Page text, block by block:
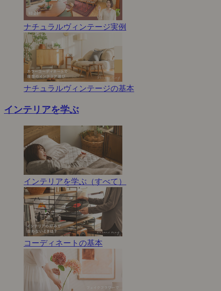
ナチュラルヴィンテージ実例
ナチュラルヴィンテージの基本
インテリアを学ぶ
インテリアを学ぶ（すべて）
コーディネートの基本